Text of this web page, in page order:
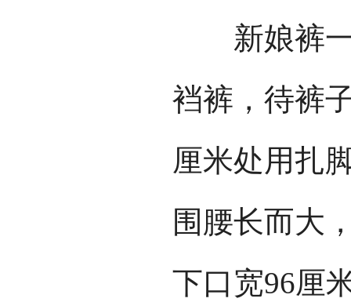
新娘裤一
裆裤，待裤
厘米处用扎
围腰长而大
下口宽96厘